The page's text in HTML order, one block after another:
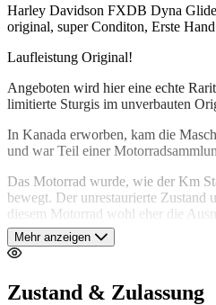
Harley Davidson FXDB Dyna
original, super Conditon, Erste Hand
Laufleistung Original!
Angeboten wird hier eine echte
limitierte Sturgis im unverbauten
In Kanada erworben, kam die
und war Teil einer
Das Motorrad wurde, wie der Km
bewegt. Der unrestaurierte Zustand
diesem Motorrad wohl eher die
Die FXDB Sturgis wird vom
ruhte auf einem Dynaglide-
Im Gegensatz zu den meisten
Mehr anzeigen
Zustand & Zulassung